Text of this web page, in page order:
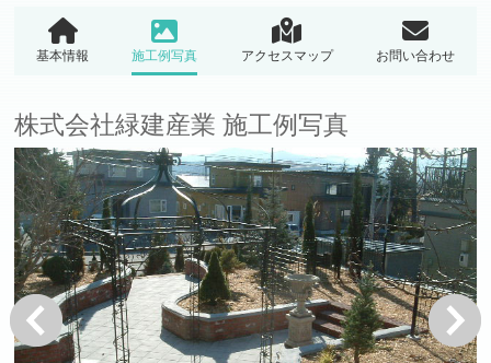
基本情報 施工例写真 アクセスマップ お問い合わせ
株式会社緑建産業 施工例写真